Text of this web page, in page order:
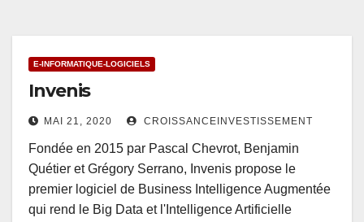
E-INFORMATIQUE-LOGICIELS
Invenis
MAI 21, 2020 CROISSANCEINVESTISSEMENT
Fondée en 2015 par Pascal Chevrot, Benjamin
Quétier et Grégory Serrano, Invenis propose le
premier logiciel de Business Intelligence Augmentée
qui rend le Big Data et l'Intelligence Artificielle